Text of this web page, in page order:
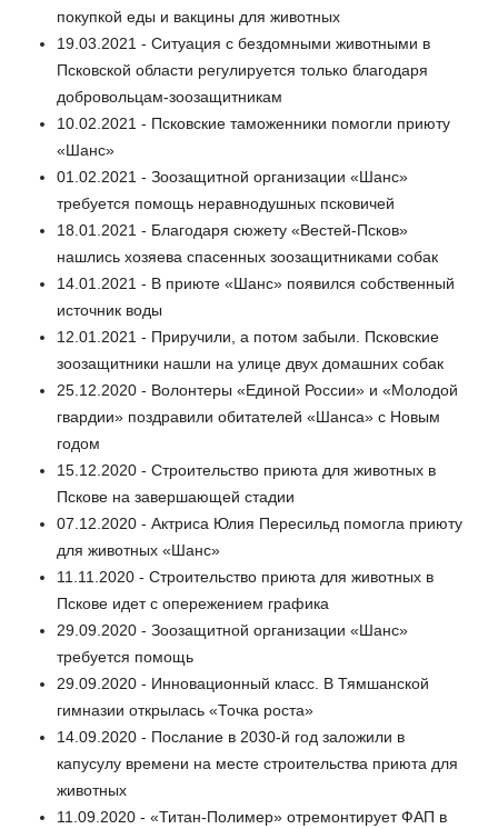
покупкой еды и вакцины для животных
19.03.2021 - Ситуация с бездомными животными в
Псковской области регулируется только благодаря
добровольцам-зоозащитникам
10.02.2021 - Псковские таможенники помогли приюту
«Шанс»
01.02.2021 - Зоозащитной организации «Шанс»
требуется помощь неравнодушных псковичей
18.01.2021 - Благодаря сюжету «Вестей-Псков»
нашлись хозяева спасенных зоозащитниками собак
14.01.2021 - В приюте «Шанс» появился собственный
источник воды
12.01.2021 - Приручили, а потом забыли. Псковские
зоозащитники нашли на улице двух домашних собак
25.12.2020 - Волонтеры «Единой России» и «Молодой
гвардии» поздравили обитателей «Шанса» с Новым
годом
15.12.2020 - Строительство приюта для животных в
Пскове на завершающей стадии
07.12.2020 - Актриса Юлия Пересильд помогла приюту
для животных «Шанс»
11.11.2020 - Строительство приюта для животных в
Пскове идет с опережением графика
29.09.2020 - Зоозащитной организации «Шанс»
требуется помощь
29.09.2020 - Инновационный класс. В Тямшанской
гимназии открылась «Точка роста»
14.09.2020 - Послание в 2030-й год заложили в
капусулу времени на месте строительства приюта для
животных
11.09.2020 - «Титан-Полимер» отремонтирует ФАП в